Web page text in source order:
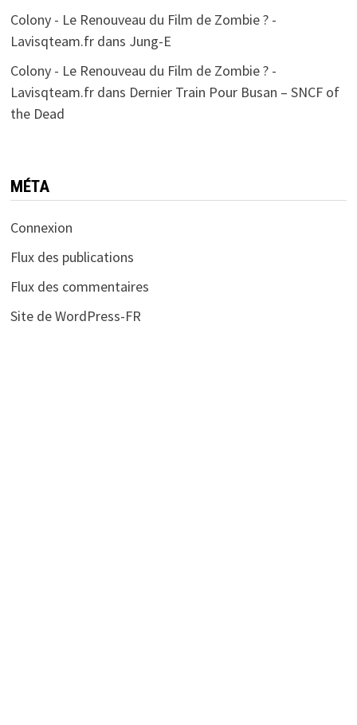
Colony - Le Renouveau du Film de Zombie ? -
Lavisqteam.frdans Jung-E
Colony - Le Renouveau du Film de Zombie ? -
Lavisqteam.frdans Dernier Train Pour Busan – SNCF of
the Dead
MÉTA
Connexion
Flux des publications
Flux des commentaires
Site de WordPress-FR